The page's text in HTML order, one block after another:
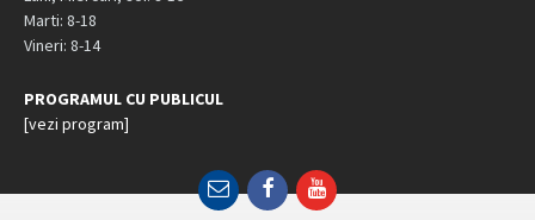
Marti: 8-18
Vineri: 8-14
PROGRAMUL CU PUBLICUL
[vezi program]
EmailFacebookYouTube